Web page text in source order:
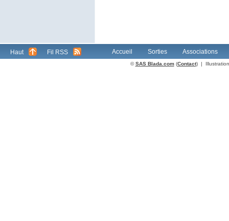
Haut Fil RSS Accueil Sorties Associations
©SAS Blada.com(Contact) |